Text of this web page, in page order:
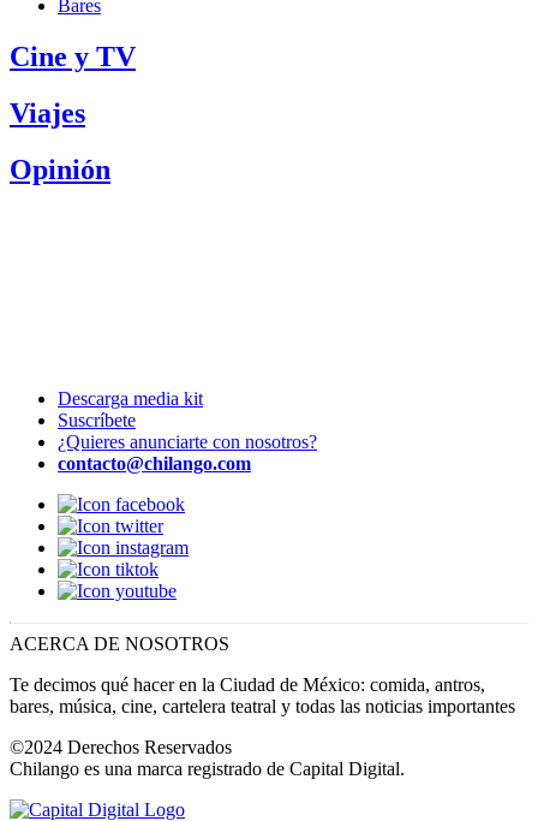
Bares
Cine y TV
Viajes
Opinión
Descarga media kit
Suscríbete
¿Quieres anunciarte con nosotros?
contacto@chilango.com
ACERCA DE NOSOTROS
Te decimos qué hacer en la Ciudad de México: comida, antros,
bares, música, cine, cartelera teatral y todas las noticias importantes
©2024 Derechos Reservados
Chilango es una marca registrado de Capital Digital.